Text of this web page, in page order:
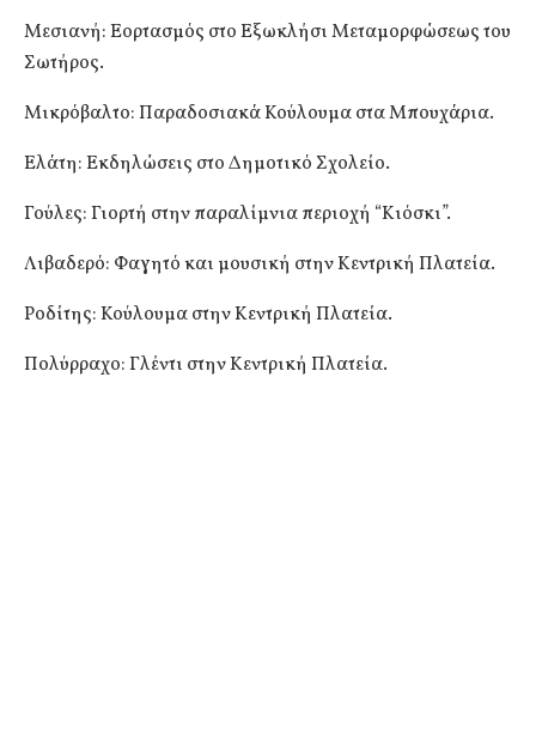
Μεσιανή: Εορτασμός στο Εξωκλήσι Μεταμορφώσεως του
Σωτήρος.
Μικρόβαλτο: Παραδοσιακά Κούλουμα στα Μπουχάρια.
Ελάτη: Εκδηλώσεις στο Δημοτικό Σχολείο.
Γούλες: Γιορτή στην παραλίμνια περιοχή “Κιόσκι”.
Λιβαδερό: Φαγητό και μουσική στην Κεντρική Πλατεία.
Ροδίτης: Κούλουμα στην Κεντρική Πλατεία.
Πολύρραχο: Γλέντι στην Κεντρική Πλατεία.